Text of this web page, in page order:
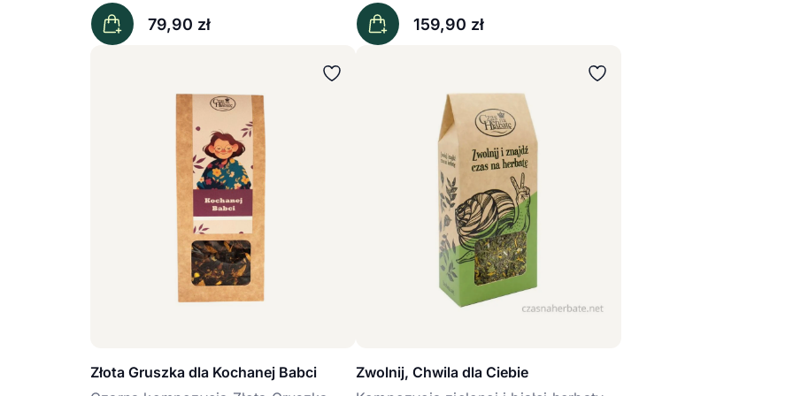
79,90 zł 159,90 zł
Złota Gruszka dla Kochanej Babci
Zwolnij, Chwila dla Ciebie